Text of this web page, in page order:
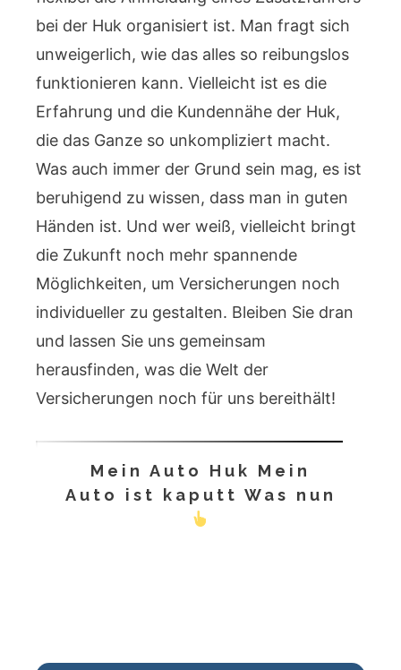
bei der Huk organisiert ist. Man fragt sich
unweigerlich, wie das alles so reibungslos
funktionieren kann. Vielleicht ist es die
Erfahrung und die Kundennähe der Huk,
die das Ganze so unkompliziert macht.
Was auch immer der Grund sein mag, es ist
beruhigend zu wissen, dass man in guten
Händen ist. Und wer weiß, vielleicht bringt
die Zukunft noch mehr spannende
Möglichkeiten, um Versicherungen noch
individueller zu gestalten. Bleiben Sie dran
und lassen Sie uns gemeinsam
herausfinden, was die Welt der
Versicherungen noch für uns bereithält!
Mein Auto Huk Mein
Auto ist kaputt Was nun